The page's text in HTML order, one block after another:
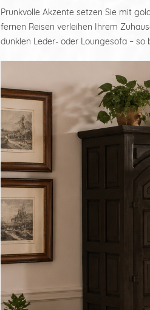
Prunkvolle Akzente setzen Sie mit
fernen Reisen verleihen Ihrem
dunklen Leder- oder Loungesofa –